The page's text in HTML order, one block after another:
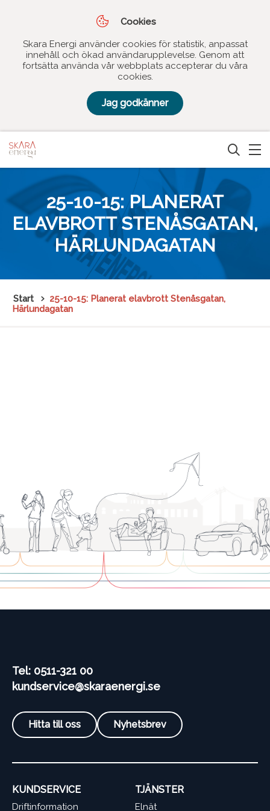
Cookies
Skara Energi använder cookies för statistik, anpassat
innehåll och ökad användarupplevelse. Genom att
fortsätta använda vår webbplats accepterar du våra
cookies.
Jag godkänner
25-10-15: PLANERAT
ELAVBROTT STENÅSGATAN,
HÄRLUNDAGATAN
Start
25-10-15: Planerat elavbrott Stenåsgatan,
Härlundagatan
Tel: 0511-321 00
kundservice@skaraenergi.se
Hitta till oss Nyhetsbrev
KUNDSERVICE
Driftinformation
TJÄNSTER
Elnät